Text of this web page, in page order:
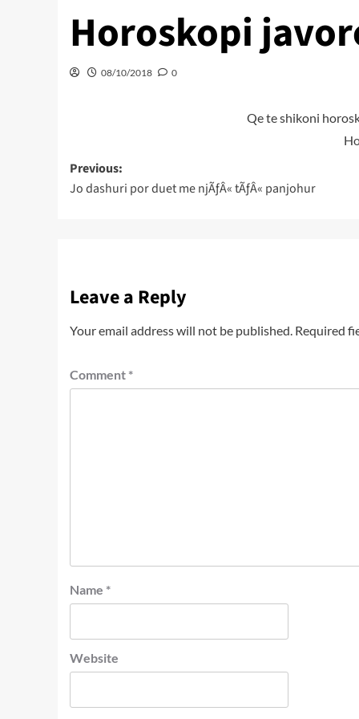
Horoskopi
08/10/2018 0
Qe te shikoni
Post
navigation
Previous:
Jo dashuri por duet me njÃƒÂ« tÃƒÂ« panjohur
Leave a Reply
Your email address will not be published. Required
Comment *
Name *
Website